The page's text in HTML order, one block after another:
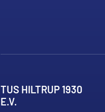
TUS HILTRUP 1930
E.V.